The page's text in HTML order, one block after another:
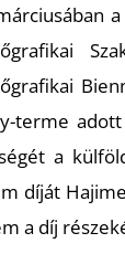
terme
a
díját
a díj